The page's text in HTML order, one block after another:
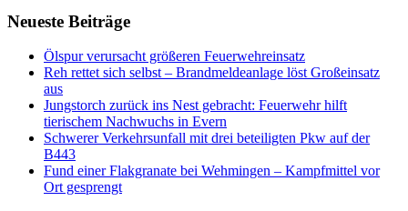
Neueste Beiträge
Ölspur verursacht größeren Feuerwehreinsatz
Reh rettet sich selbst – Brandmeldeanlage löst Großeinsatz
aus
Jungstorch zurück ins Nest gebracht: Feuerwehr hilft
tierischem Nachwuchs in Evern
Schwerer Verkehrsunfall mit drei beteiligten Pkw auf der
B443
Fund einer Flakgranate bei Wehmingen – Kampfmittel vor
Ort gesprengt